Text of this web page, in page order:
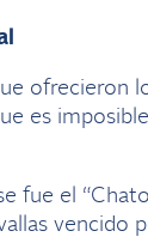
ofrecieron
es
fue el
vencido